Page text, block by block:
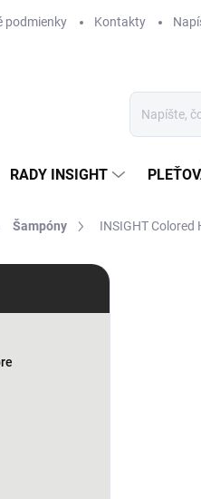
podmienky Kontakty
RADY INSIGHT
Šampóny INSIGHT Colored